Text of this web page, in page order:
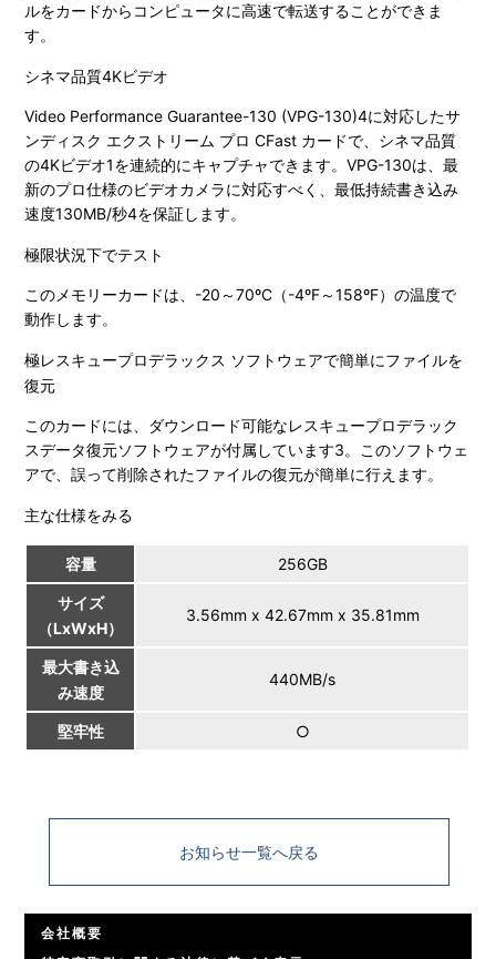
ルをカードからコンピュータに高速で転送することができま
す。
シネマ品質4Kビデオ
Video Performance Guarantee-130 (VPG-130)4に対応したサ
ンディスク エクストリーム プロ CFast カードで、シネマ品質
の4Kビデオ1を連続的にキャプチャできます。VPG-130は、最
新のプロ仕様のビデオカメラに対応すべく、最低持続書き込み
速度130MB/秒4を保証します。
極限状況下でテスト
このメモリーカードは、-20～70ºC（-4ºF～158ºF）の温度で
動作します。
極レスキュープロデラックス ソフトウェアで簡単にファイルを
復元
このカードには、ダウンロード可能なレスキュープロデラック
スデータ復元ソフトウェアが付属しています3。このソフトウェ
アで、誤って削除されたファイルの復元が簡単に行えます。
主な仕様をみる
容量 256GB
サイズ
（LxWxH）
3.56mm x 42.67mm x 35.81mm
最大書き込
み速度
440MB/s
堅牢性 ○
お知らせ一覧へ戻る
会社概要